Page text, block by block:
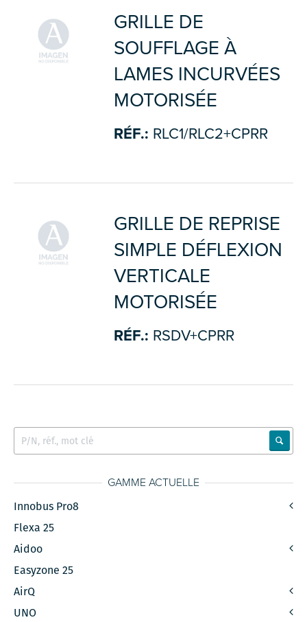
GRILLE DE
SOUFFLAGE À
LAMES INCURVÉES
MOTORISÉE
RÉF.: RLC1/RLC2+CPRR
GRILLE DE REPRISE
SIMPLE DÉFLEXION
VERTICALE
MOTORISÉE
RÉF.: RSDV+CPRR
GAMME ACTUELLE
Innobus Pro8
Flexa 25
Aidoo
Easyzone 25
AirQ
UNO